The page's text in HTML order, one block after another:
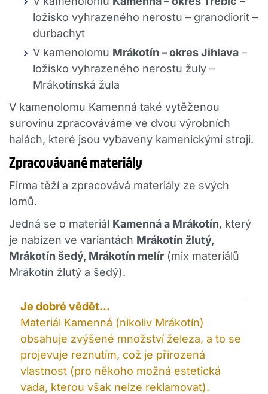
ložisko vyhrazeného nerostu – granodiorit –
durbachyt
V kamenolomu Mrákotín – okres Jihlava –
ložisko vyhrazeného nerostu žuly –
Mrákotínská žula
V kamenolomu Kamenná také vytěženou
surovinu zpracováváme ve dvou výrobních
halách, které jsou vybaveny kamenickými stroji.
Zpracovávané materiály
Firma těží a zpracovává materiály ze svých
lomů.
Jedná se o materiál Kamenná a Mrákotín, který
je nabízen ve variantách Mrákotín žlutý,
Mrákotín šedý, Mrákotín melír (mix materiálů
Mrákotín žlutý a šedý).
Je dobré vědět...
Materiál Kamenná (nikoliv Mrákotín)
obsahuje zvýšené množství železa, a to se
projevuje reznutím, což je přirozená
vlastnost (pro někoho možná estetická
vada, kterou však nelze reklamovat).